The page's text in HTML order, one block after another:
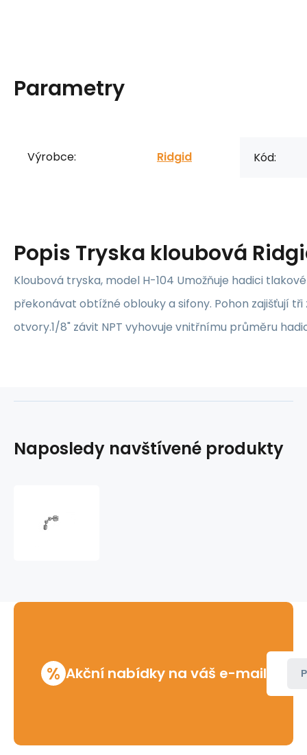
Parametry
Výrobce: Ridgid Kód:
Popis Tryska kloubová
Kloubová tryska, model H-104 Umožňuje hadici
překonávat obtížné oblouky a sifony. Pohon zajišťují
otvory.1/8" závit NPT vyhovuje vnitřnímu průměru
Naposledy navštívené produkty
% Akční nabídky na váš e-mail